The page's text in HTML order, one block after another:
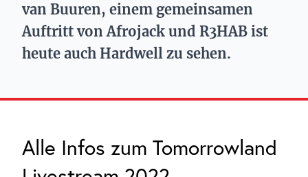
van Buuren, einem gemeinsamen
Auftritt von Afrojack und R3HAB ist
heute auch Hardwell zu sehen.
Alle Infos zum Tomorrowland